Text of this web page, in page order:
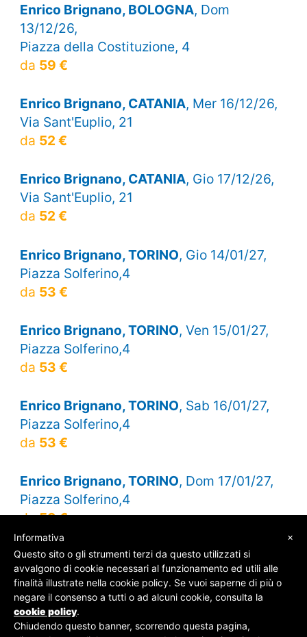
Enrico Brignano, BOLOGNA, Dom
13/12/26,
Piazza della Costituzione, 4
da 59 €
Enrico Brignano, CATANIA, Mer 16/12/26,
Via Sant'Euplio, 21
da 52 €
Enrico Brignano, CATANIA, Gio 17/12/26,
Via Sant'Euplio, 21
da 52 €
Enrico Brignano, TORINO, Gio 14/01/27,
Piazza Solferino,4
da 53 €
Enrico Brignano, TORINO, Ven 15/01/27,
Piazza Solferino,4
da 53 €
Enrico Brignano, TORINO, Sab 16/01/27,
Piazza Solferino,4
da 53 €
Enrico Brignano, TORINO, Dom 17/01/27,
Piazza Solferino,4
da53 €
© SOS Biglietti - P.Iva 09162100961 -Chi Siamo
Contatti-Privacy Policy
×
Informativa
Questo sito o gli strumenti terzi da questo utilizzati si
avvalgono di cookie necessari al funzionamento ed utili alle
finalità illustrate nella cookie policy. Se vuoi saperne di più o
negare il consenso a tutti o ad alcuni cookie, consulta la
cookie policy.
Chiudendo questo banner, scorrendo questa pagina,